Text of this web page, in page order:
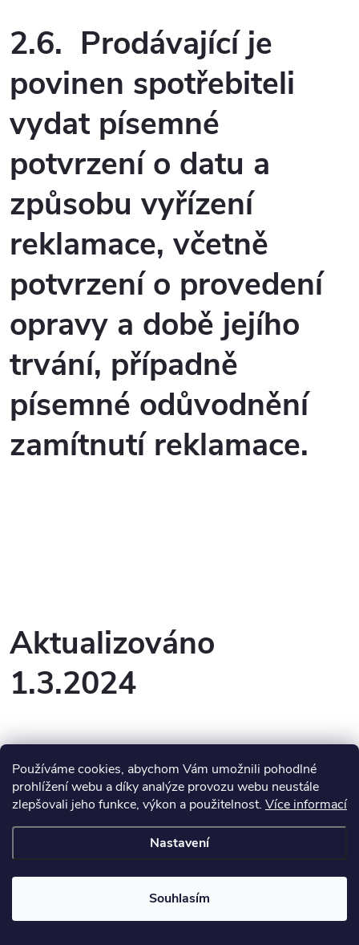
Používáme cookies, abychom Vám umožnili pohodlné
prohlížení webu a díky analýze provozu webu neustále
zlepšovali jeho funkce, výkon a použitelnost. Více informací
Nastavení
Souhlasím
2.6. Prodávající je
povinen spotřebiteli
vydat písemné
potvrzení o datu a
způsobu vyřízení
reklamace, včetně
potvrzení o provedení
opravy a době jejího
trvání, případně
písemné odůvodnění
zamítnutí reklamace.
Aktualizováno
1.3.2024
Z
á
p
a
Informace pro vás
Facebook